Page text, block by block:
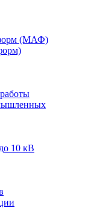
форм (МАФ)
10 кВ